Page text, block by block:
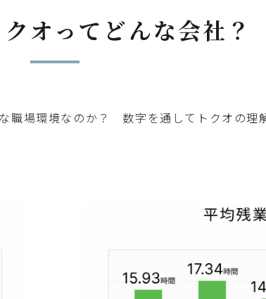
クオってどんな会社？
職場環境なのか？ 数字を通してトクオの理